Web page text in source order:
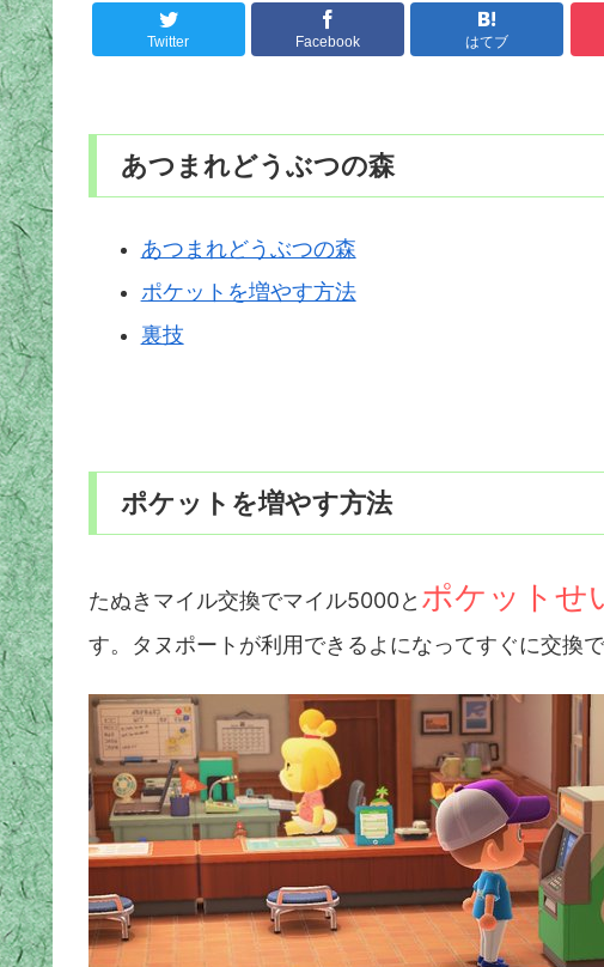
Twitter Facebook はてブ
あつまれどうぶつの森
あつまれどうぶつの森
ポケットを増やす方法
裏技
ポケットを増やす方法
たぬきマイル交換でマイル5000と ポケットせ
す。タヌポートが利用できるよになってすぐに交換で